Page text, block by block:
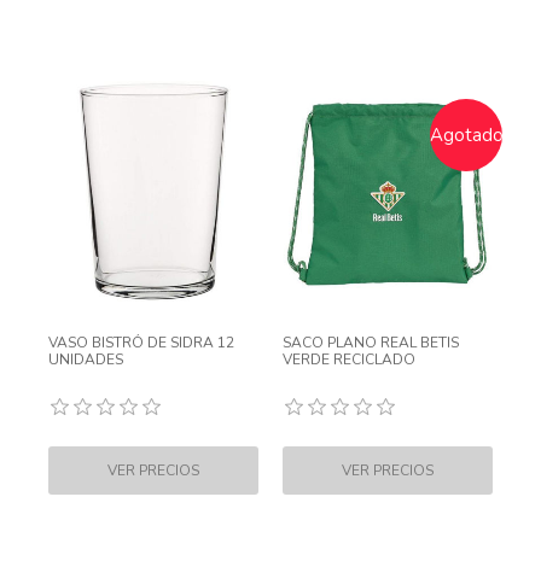
VASO BISTRÓ DE SIDRA 12
UNIDADES
Agotado
SACO PLANO REAL BETIS
VERDE RECICLADO